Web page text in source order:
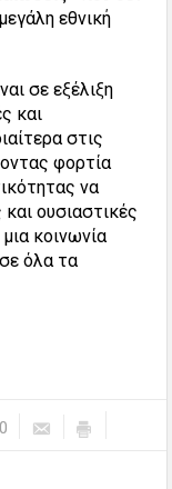
εθνική
σε εξέλιξη
και
στις
φορτία
να
ουσιαστικές
κοινωνία
σε όλα τα
0